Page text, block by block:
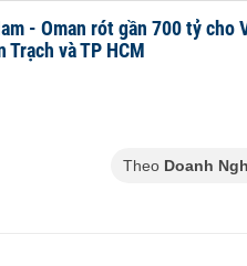
- Oman rót gần 700 tỷ cho
Trạch và TP HCM
Theo Doanh